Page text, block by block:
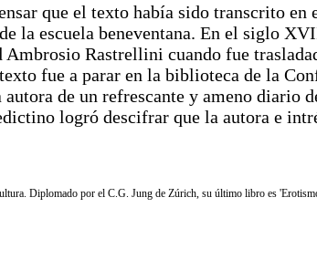
que el texto había sido transcrito
la escuela beneventana. En el siglo
Rastrellini cuando fue
fue a parar en la biblioteca de la
de un refrescante y ameno diario
logró descifrar que la autora e
Diplomado por el C.G. Jung de Zúrich, su último libro es